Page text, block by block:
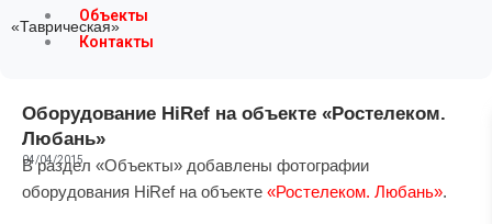
Объекты
Контакты
«Таврическая»
Оборудование HiRef на объекте «Ростелеком.
Любань»
04/04/2015
В раздел «Объекты» добавлены фотографии
оборудования HiRef на объекте «Ростелеком. Любань».